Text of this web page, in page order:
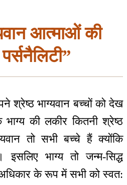
आत्माओं की
श्रेष्ठ भाग्यवान बच्चों को देख
की लकीर कितनी श्रेष्ठ
तो सभी बच्चे हैं क्योंकि
इसलिए भाग्य तो जन्म-सिद्ध
के रूप में सभी को स्वत: